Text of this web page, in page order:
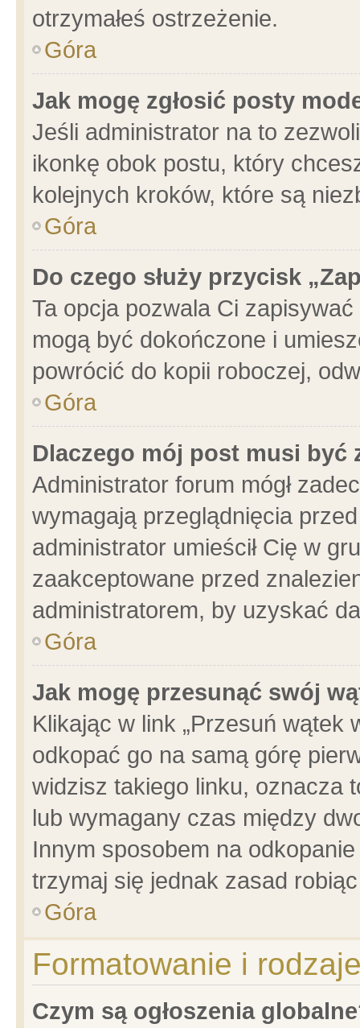
otrzymałeś ostrzeżenie.
Góra
Jak mogę zgłosić posty
Jeśli administrator na to
ikonkę obok postu, który
kolejnych kroków, które są
Góra
Do czego służy przycisk
Ta opcja pozwala Ci
mogą być dokończone i
powrócić do kopii roboczej,
Góra
Dlaczego mój post musi być
Administrator forum mógł
wymagają przeglądnięcia
administrator umieścił Cię w
zaakceptowane przed
administratorem, by uzyskać
Góra
Jak mogę przesunąć swój
Klikając w link „Przesuń wątek
odkopać go na samą górę
widzisz takiego linku, oznacza
lub wymagany czas między
Innym sposobem na
trzymaj się jednak zasad
Góra
Formatowanie i
Czym są ogłoszenia